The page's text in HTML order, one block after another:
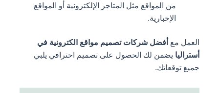
من المواقع مثل المتاجر الإلكترونية أو المواقع
أفضل شركات تصميم مواقع الكترونية في
يضمن لك الحصول على تصميم احترافي يلبي